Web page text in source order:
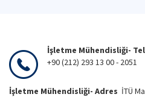
İşletme Mühendisliği-
+90 (212) 293 13 00 - 2051
İşletme Mühendisliği- Adres İTÜ